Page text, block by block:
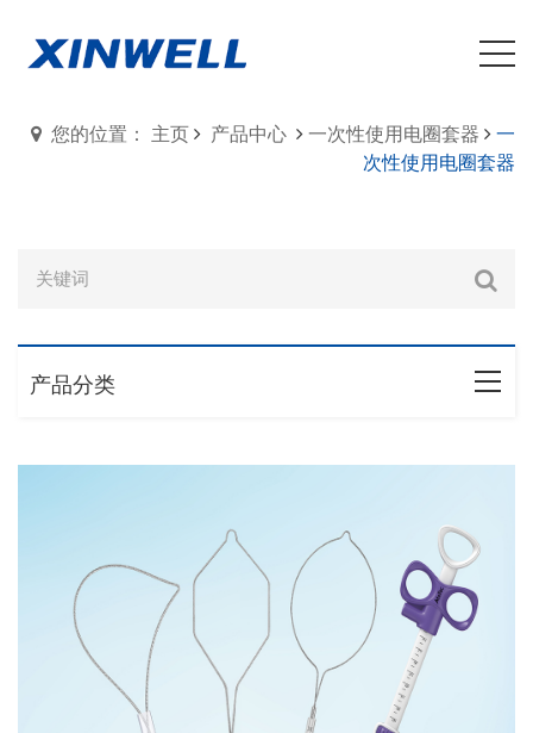
您的位置： 主页 产品中心 一次性使用电圈套器
一
次性使用电圈套器
产品分类